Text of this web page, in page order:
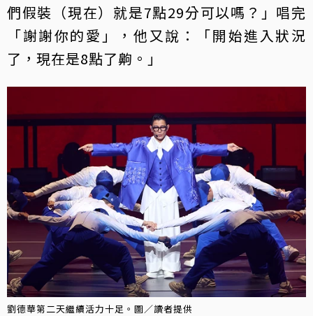
們假裝（現在）就是7點29分可以嗎？」唱完
「謝謝你的愛」，他又說：「開始進入狀況
了，現在是8點了齁。」
劉德華第二天繼續活力十足。圖／讀者提供